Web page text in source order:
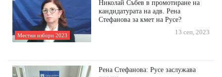
Местни избори 2023
Николай Събев в промотиране на
кандидатурата на адв. Рена
Стефанова за кмет на Русе?
13 сеп, 2023
Рена Стефанова: Русе заслужава